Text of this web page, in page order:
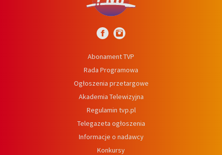
Abonament TVP
Rada Programowa
Ogłoszenia przetargowe
Akademia Telewizyjna
Regulamin tvp.pl
Telegazeta ogłoszenia
Informacje o nadawcy
Konkursy